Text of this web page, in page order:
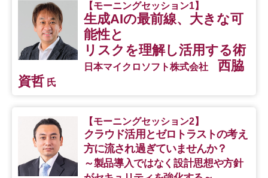
【モーニングセッション1】
生成AIの最前線、大きな可
能性と
リスクを理解し活用する術
日本マイクロソフト株式会社 西脇
資哲 氏
【モーニングセッション2】
クラウド活用とゼロトラストの考え
方に流され過ぎていませんか？
～製品導入ではなく設計思想や方針